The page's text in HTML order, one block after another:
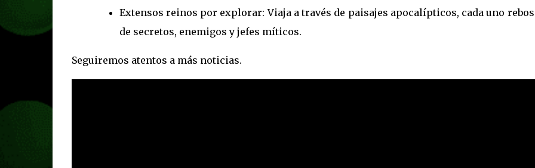
Extensos reinos por explorar: Viaja a través de paisajes apocalípticos, cada uno
de secretos, enemigos y jefes míticos.
Seguiremos atentos a más noticias.